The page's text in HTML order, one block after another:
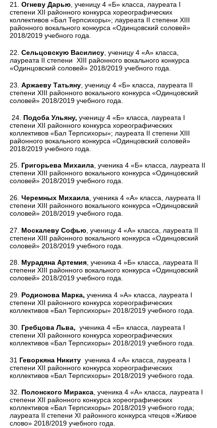
21. Огневу Дарью, ученицу 4 «Б» класса, лауреата I
степени XII районного конкурса хореографических
коллективов «Бал Терпсихоры»; лауреата II степени XIII
районного вокального конкурса «Одинцовский соловей»
2018/2019 учебного года.
22. Сельцовскую Василису , ученицу 4 «А» класса,
лауреата II степени XIII районного вокального конкурса
«Одинцовский соловей» 2018/2019 учебного года.
23. Аржаеву Татьяну , ученицу 4 «Б» класса, лауреата II
степени XIII районного вокального конкурса «Одинцовский
соловей» 2018/2019 учебного года.
24. Подоба Ульяну, ученицу 4 «Б» класса, лауреата I
степени XII районного конкурса хореографических
коллективов «Бал Терпсихоры»; лауреата II степени XIII
районного вокального конкурса «Одинцовский соловей»
2018/2019 учебного года.
25. Григорьева Михаила, ученика 4 «Б» класса, лауреата II
степени XIII районного вокального конкурса «Одинцовский
соловей» 2018/2019 учебного года.
26. Черемных Михаила , ученика 4 «А» класса, лауреата II
степени XIII районного вокального конкурса «Одинцовский
соловей» 2018/2019 учебного года.
27. Москалеву Софью , ученицу 4 «А» класса, лауреата II
степени XIII районного вокального конкурса «Одинцовский
соловей» 2018/2019 учебного года.
28. Мурадяна Артемия, ученика 4 »Б» класса, лауреата II
степени XIII районного вокального конкурса «Одинцовский
соловей» 2018/2019 учебного года.
29. Родионова Марка, ученика 4 »А» класса, лауреата I
степени XII районного конкурса хореографических
коллективов «Бал Терпсихоры» 2018/2019 учебного года.
30. Гребцова Льва, ученика 4 «Б» класса, лауреата I
степени XII районного конкурса хореографических
коллективов «Бал Терпсихоры» 2018/2019 учебного года.
31 Геворкяна Никиту ученика 4 «А» класса, лауреата I
степени XII районного конкурса хореографических
коллективов «Бал Терпсихоры» 2018/2019 учебного года.
32. Полонского Миракса, ученика 4 «А» класса, лауреата I
степени XII районного конкурса хореографических
коллективов «Бал Терпсихоры» 2018/2019 учебного года;
лауреата II степени XI районного конкурса чтецов «Живое
слово» 2018/2019 учебного года.